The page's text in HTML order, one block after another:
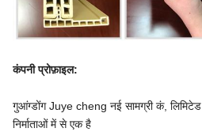
कंपनी प्रोफ़ाइल:
गुआंग्डोंग Juye cheng नई सामग्री कं,
निर्माताओं में से एक है